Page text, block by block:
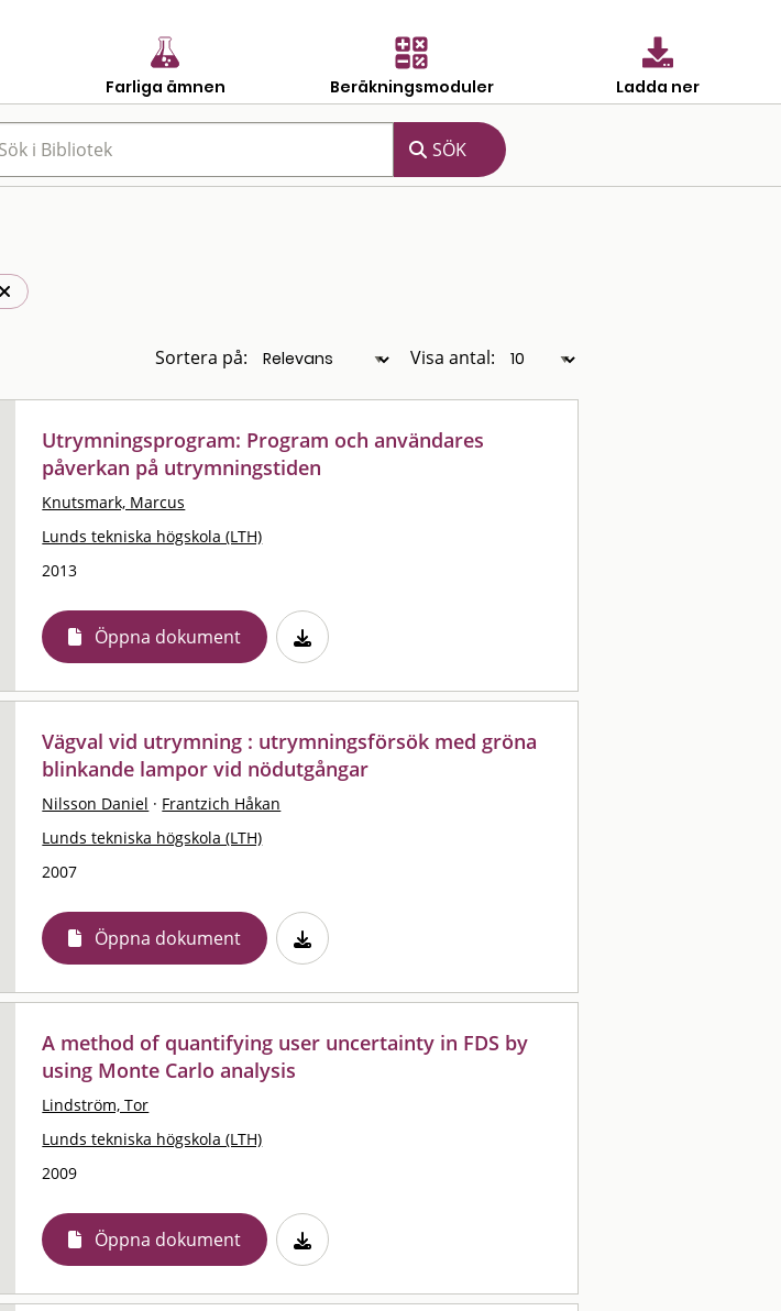
Farliga ämnen Beräkningsmoduler Ladda ner
Sortera på: Visa antal:
Utrymningsprogram: Program och användares
påverkan på utrymningstiden
Knutsmark, Marcus
Lunds tekniska högskola (LTH)
2013
Öppna dokument
Vägval vid utrymning : utrymningsförsök med gröna
blinkande lampor vid nödutgångar
Nilsson Daniel · Frantzich Håkan
Lunds tekniska högskola (LTH)
2007
Öppna dokument
A method of quantifying user uncertainty in FDS by
using Monte Carlo analysis
Lindström, Tor
Lunds tekniska högskola (LTH)
2009
Öppna dokument